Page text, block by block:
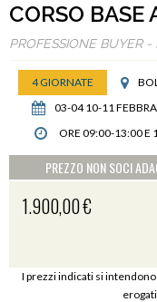
CORSO BASE
PROFESSIONE BUYER
4 GIORNATE
03-04 10-11
ORE 09:00-13:00 E
PREZZO NON SOCI
1.900,00 €
I prezzi indicati si intendono